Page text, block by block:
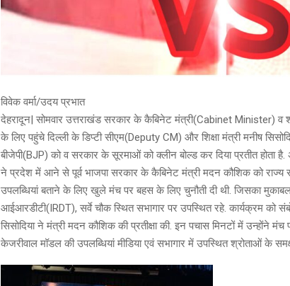
विवेक वर्मा/उदय प्रभात
देहरादून| सोमवार उत्तराखंड सरकार के कैबिनेट मंत्री(Cabinet Minister) व
के लिए पहुंचे दिल्ली के डिप्टी सीएम(Deputy CM) और शिक्षा मंत्री मनीष
बीजेपी(BJP) को व सरकार के सूरमाओं को क्लीन बोल्ड कर दिया प्रतीत होता
ने प्रदेश में आने से पूर्व भाजपा सरकार के कैबिनेट मंत्री मदन कौशिक को राज्य
उपलब्धियां बताने के लिए खुले मंच पर बहस के लिए चुनौती दी थी. जिसका
आईआरडीटी(IRDT), सर्वे चौक स्थित सभागार पर उपस्थित रहे. कार्यक्रम को
सिसोदिया ने मंत्री मदन कौशिक की प्रतीक्षा की. इन पचास मिनटों में उन्होंने
केजरीवाल मॉडल की उपलब्धियां मीडिया एवं सभागार में उपस्थित श्रोताओं के